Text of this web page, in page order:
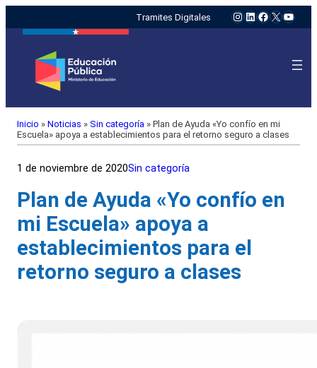
Tramites Digitales Instagram
LinkedIn
Facebook
X
Inicio » Noticias » Sin categoría » Plan de Ayuda «Yo confío en mi
Escuela» apoya a establecimientos para el retorno seguro a clases
1 de noviembre de 2020Sin categoría
Plan de Ayuda «Yo confío en
mi Escuela» apoya a
establecimientos para el
retorno seguro a clases